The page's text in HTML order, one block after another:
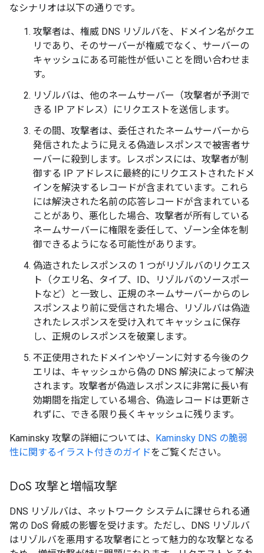
なシナリオは以下の通りです。
攻撃者は、権威 DNS リゾルバを、ドメイン名がクエ
リであり、そのサーバーが権威でなく、サーバーの
キャッシュにある可能性が低いことを問い合わせま
す。
リゾルバは、他のネームサーバー（攻撃者が予測で
きる IP アドレス）にリクエストを送信します。
その間、攻撃者は、委任されたネームサーバーから
発信されたように見える偽造レスポンスで被害者サ
ーバーに殺到します。レスポンスには、攻撃者が制
御する IP アドレスに最終的にリクエストされたドメ
インを解決するレコードが含まれています。これら
には解決された名前の応答レコードが含まれている
ことがあり、悪化した場合、攻撃者が所有している
ネームサーバーに権限を委任して、ゾーン全体を制
御できるようになる可能性があります。
偽造されたレスポンスの 1 つがリゾルバのリクエス
ト（クエリ名、タイプ、ID、リゾルバのソースポー
トなど）と一致し、正規のネームサーバーからのレ
スポンスより前に受信された場合、リゾルバは偽造
されたレスポンスを受け入れてキャッシュに保存
し、正規のレスポンスを破棄します。
不正使用されたドメインやゾーンに対する今後のク
エリは、キャッシュから偽の DNS 解決によって解決
されます。攻撃者が偽造レスポンスに非常に長い有
効期間を指定している場合、偽造レコードは更新さ
れずに、できる限り長くキャッシュに残ります。
Kaminsky 攻撃の詳細については、 Kaminsky DNS の脆弱
性に関するイラスト付きのガイドをご覧ください。
DoS 攻撃と増幅攻撃
DNS リゾルバは、ネットワーク システムに課せられる通
常の DoS 脅威の影響を受けます。ただし、DNS リゾルバ
はリゾルバを悪用する攻撃者にとって魅力的な攻撃となる